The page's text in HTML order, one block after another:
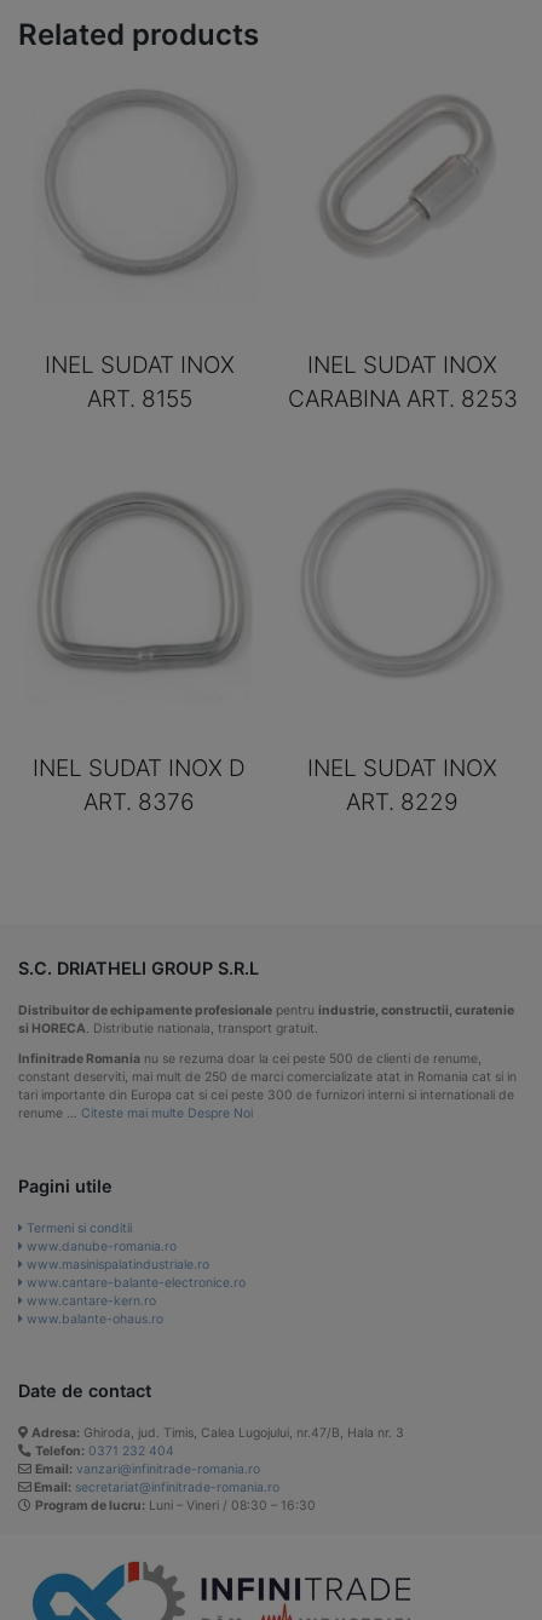
Related products
INEL SUDAT INOX
ART. 8155
INEL SUDAT INOX
CARABINA ART. 8253
INEL SUDAT INOX D
ART. 8376
INEL SUDAT INOX
ART. 8229
S.C. DRIATHELI GROUP S.R.L
Distribuitor de echipamente profesionale pentru industrie, constructii, curatenie
si HORECA. Distributie nationala, transport gratuit.
Infinitrade Romania nu se rezuma doar la cei peste 500 de clienti de renume,
constant deserviti, mai mult de 250 de marci comercializate atat in Romania cat si in
tari importante din Europa cat si cei peste 300 de furnizori interni si internationali de
renume … Citeste mai multe Despre Noi
Pagini utile
Termeni si conditii
www.danube-romania.ro
www.masinispalatindustriale.ro
www.cantare-balante-electronice.ro
www.cantare-kern.ro
www.balante-ohaus.ro
Date de contact
Adresa: Ghiroda, jud. Timis, Calea Lugojului, nr.47/B, Hala nr. 3
Telefon: 0371 232 404
Email: vanzari@infinitrade-romania.ro
Email: secretariat@infinitrade-romania.ro
Program de lucru: Luni – Vineri / 08:30 – 16:30